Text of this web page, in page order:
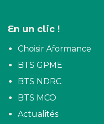
En un clic !
Choisir Aformance
BTS GPME
BTS NDRC
BTS MCO
Actualités